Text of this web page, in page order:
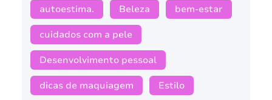
autoestima. Beleza bem-estar
cuidados com a pele
Desenvolvimento pessoal
dicas de maquiagem Estilo